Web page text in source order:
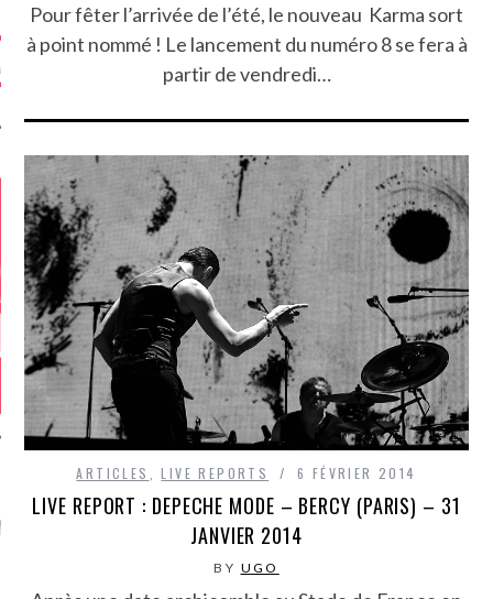
5.4
CLAN – A BE...
6.8
– HEL...
KARMA –
ANNIVERSAIRE
Pour fêter l’arrivée de l’été, le nouveau Karma sort
à point nommé ! Le lancement du numéro 8 se fera à
partir de vendredi…
ARTICLES ,LIVE REPORTS 6 FÉVRIER 2014
LIVE REPORT : DEPECHE MODE – BERCY (PARIS) – 31
JANVIER 2014
BY UGO